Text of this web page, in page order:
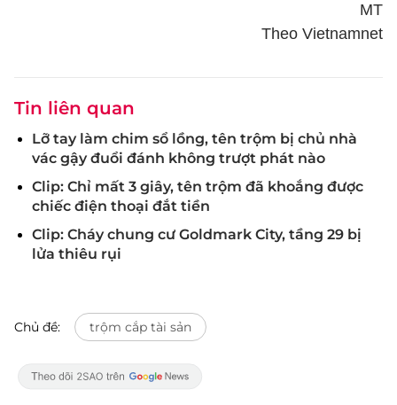
MT
Theo Vietnamnet
Tin liên quan
Lỡ tay làm chim sổ lồng, tên trộm bị chủ nhà
vác gậy đuổi đánh không trượt phát nào
Clip: Chỉ mất 3 giây, tên trộm đã khoắng được
chiếc điện thoại đắt tiền
Clip: Cháy chung cư Goldmark City, tầng 29 bị
lửa thiêu rụi
Chủ đề: trộm cắp tài sản